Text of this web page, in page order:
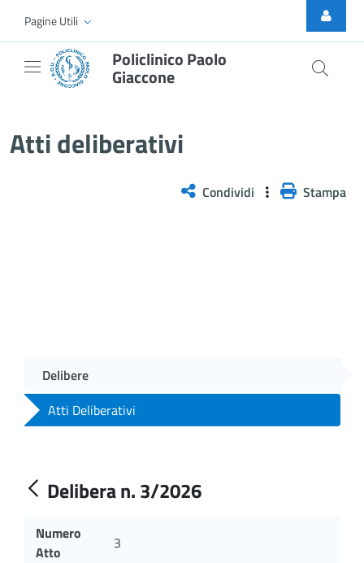
Skip to Main Content
Pagine Utili
Policlinico Paolo
Giaccone
Atti deliberativi
Condividi Stampa
Delibere
Atti Deliberativi
Delibera n. 3/2026
Numero
Atto
3